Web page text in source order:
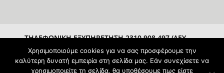
ΤΗΛΕΦΩΝΙΚΗ ΕΞΥΠΗΡΕΤΗΣΗ 2310 908 497 (ΔΕΥ-
ΣΑΒ 10:00-15:00)
Χρησιμοποιούμε cookies για να σας προσφέρουμε την
καλύτερη δυνατή εμπειρία στη σελίδα μας. Εάν συνεχίσετε να
χρησιμοποιείτε τη σελίδα, θα υποθέσουμε πως είστε